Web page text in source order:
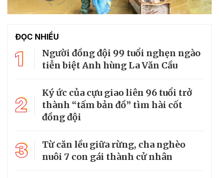
ĐỌC NHIỀU
1
Người đồng đội 99 tuổi nghẹn ngào
tiễn biệt Anh hùng La Văn Cầu
2
Ký ức của cựu giao liên 96 tuổi trở
thành “tấm bản đồ” tìm hài cốt
đồng đội
3
Từ căn lều giữa rừng, cha nghèo
nuôi 7 con gái thành cử nhân